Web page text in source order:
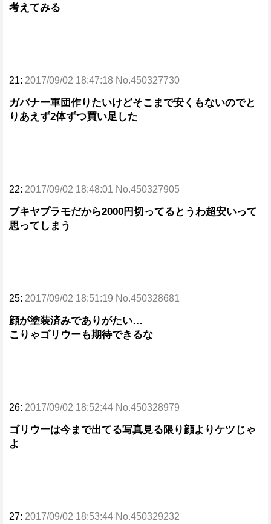
考えてみる
21: 2017/09/02 18:47:18 No.450327730
ガバナー軍団作りたいけどそこまで安くもないのでと
りあえず2体ずつ買い足した
22: 2017/09/02 18:48:01 No.450327905
ブキヤプラモだから2000円切ってるとうわ超安いって
思ってしまう
25: 2017/09/02 18:51:19 No.450328681
顔が塗装済みでありがたい…
こりゃゴリウーも期待できるな
26: 2017/09/02 18:52:44 No.450328979
ゴリウーは今まで出てる写真見る限り顔よりケツじゃ
よ
27: 2017/09/02 18:53:44 No.450329232